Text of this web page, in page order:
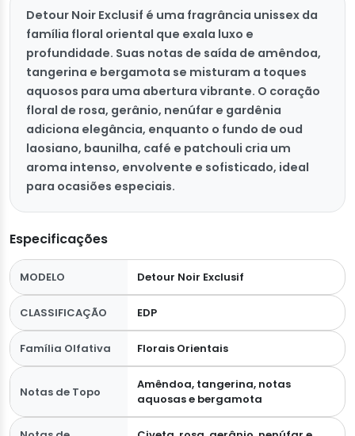
Detour Noir Exclusif é uma fragrância unissex da
família floral oriental que exala luxo e
profundidade. Suas notas de saída de amêndoa,
tangerina e bergamota se misturam a toques
aquosos para uma abertura vibrante. O coração
floral de rosa, gerânio, nenúfar e gardênia
adiciona elegância, enquanto o fundo de oud
laosiano, baunilha, café e patchouli cria um
aroma intenso, envolvente e sofisticado, ideal
para ocasiões especiais.
Especificações
MODELO Detour Noir Exclusif
CLASSIFICAÇÃO EDP
Família Olfativa Florais Orientais
Notas de Topo
Amêndoa, tangerina, notas
aquosas e bergamota